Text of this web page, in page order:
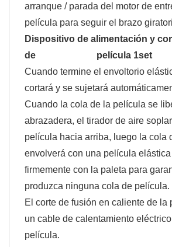
arranque / parada del motor de
película para seguir el brazo
Dispositivo de alimentación y
de
película 1set
Cuando termine el envoltorio
cortará y se sujetará
Cuando la cola de la película se
abrazadera, el tirador de aire
película hacia arriba, luego la cola
envolverá con una película
firmemente con la paleta para
produzca ninguna cola de película.
El corte de fusión en caliente de la
un cable de calentamiento
película.